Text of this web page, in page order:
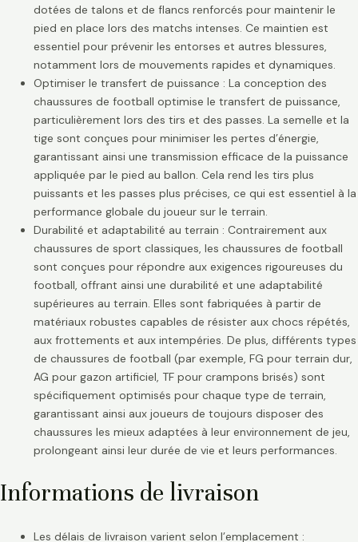
dotées de talons et de flancs renforcés pour maintenir le
pied en place lors des matchs intenses. Ce maintien est
essentiel pour prévenir les entorses et autres blessures,
notamment lors de mouvements rapides et dynamiques.
Optimiser le transfert de puissance : La conception des
chaussures de football optimise le transfert de puissance,
particulièrement lors des tirs et des passes. La semelle et la
tige sont conçues pour minimiser les pertes d’énergie,
garantissant ainsi une transmission efficace de la puissance
appliquée par le pied au ballon. Cela rend les tirs plus
puissants et les passes plus précises, ce qui est essentiel à la
performance globale du joueur sur le terrain.
Durabilité et adaptabilité au terrain : Contrairement aux
chaussures de sport classiques, les chaussures de football
sont conçues pour répondre aux exigences rigoureuses du
football, offrant ainsi une durabilité et une adaptabilité
supérieures au terrain. Elles sont fabriquées à partir de
matériaux robustes capables de résister aux chocs répétés,
aux frottements et aux intempéries. De plus, différents types
de chaussures de football (par exemple, FG pour terrain dur,
AG pour gazon artificiel, TF pour crampons brisés) sont
spécifiquement optimisés pour chaque type de terrain,
garantissant ainsi aux joueurs de toujours disposer des
chaussures les mieux adaptées à leur environnement de jeu,
prolongeant ainsi leur durée de vie et leurs performances.
Informations de livraison
Les délais de livraison varient selon l’emplacement :